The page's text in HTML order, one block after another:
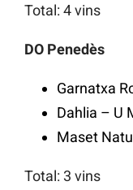
Total: 4 vins
DO Penedès
Garnatxa
Dahlia – U
Maset
Total: 3 vins